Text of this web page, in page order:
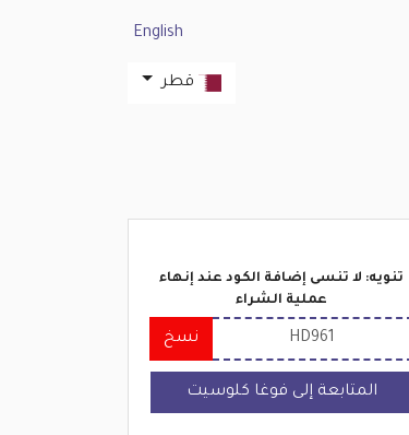
English
قطر
تنويه: لا تنسى إضافة الكود عند إنهاء
عملية الشراء
HD961 نسخ
المتابعة إلى فوغا كلوسيت